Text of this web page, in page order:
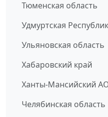
Тюменская область
Удмуртская
Ульяновская область
Хабаровский край
Ханты-Мансийский
Челябинская область